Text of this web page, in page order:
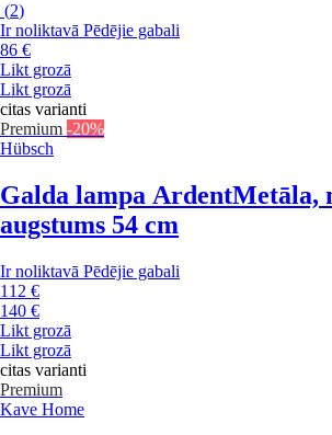
(2)
Ir noliktavā Pēdējie gabali
86 €
Likt grozā
Likt grozā
citas varianti
Premium -20%
Hübsch
Galda lampa ArdentMetāla,
augstums 54 cm
Ir noliktavā Pēdējie gabali
112 €
140 €
Likt grozā
Likt grozā
citas varianti
Premium
Kave Home